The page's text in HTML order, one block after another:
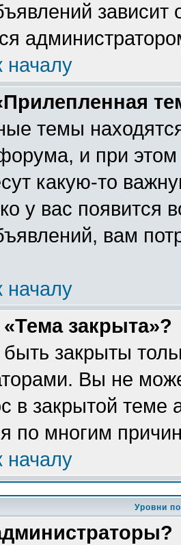
зависит
началу
темы
и при
какую-то
у вас появится
вам
началу
закрыта»?
закрыты
Вы не
в закрытой теме
по многим
началу
Уровни